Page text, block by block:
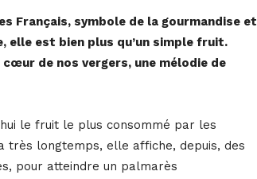
Français, symbole de la gourmandise et
elle est bien plus qu’un simple fruit.
de nos vergers, une mélodie de
le fruit le plus consommé par les
très longtemps, elle affiche, depuis, des
pour atteindre un palmarès